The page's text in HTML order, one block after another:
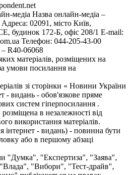
медіа Назва онлайн-медіа –
02091, місто Київ,
172-Б, офіс 208/1 E-mail:
Телефон: 044-205-43-00
– R40-06068
матеріалів, розміщених на
умови посилання на
зі сторінки « Новини України
- видань - обов'язкове пряме
систем гіперпосилання .
в незалежності від
використання матеріалів.
інтернет - видань) - повинна бути
або в першому абзаці
"Думка", "Експертиза", "Заява",
"Вибори", "Тест-драйв",